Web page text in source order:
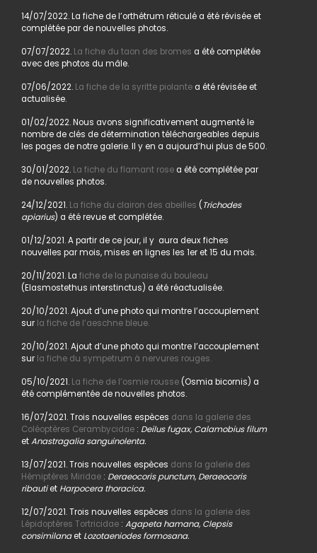
14/07/2022. La fiche de l’orthétrum réticulé a été révisée et
complétée par de nouvelles photos.
07/07/2022. La fiche du taon des bromes a été complétée
avec des photos du mâle.
07/06/2022. La fiche de la syritte piolantea été révisée et
actualisée.
01/02/2022. Nous avons significativement augmenté le
nombre de clés de détermination téléchargeables depuis
les pages de notre galerie. Il y en a aujourd’hui plus de 500.
30/01/2022. La fiche du flamant rosea été complétée par
de nouvelles photos.
24/12/2021. La fiche du clairon des abeilles ( Trichodes
apiarius) a été revue et complétée.
01/12/2021. A partir de ce jour, il y aura deux fiches
nouvelles par mois, mises en lignes les 1er et 15 du mois.
20/11/2021. La fiche de la punaise du bouleau
(Elasmostethus interstinctus) a été réactualisée.
20/10/2021. Ajout d’une photo qui montre l’accouplement
sur la fiche de l’aeschne bleue.
20/10/2021. Ajout d’une photo qui montre l’accouplement
sur la fiche du sympetrum à nervures rouges.
05/10/2021. La fiche de l’osmie rousse(Osmia bicornis) a
été complémentée de nouvelles photos.
16/07/2021. Trois nouvelles espèces dans la galerie des
Coléoptères Cerambycidae: Deilus fugax, Calamobius filum
etAnastragalia sanguinolenta.
13/07/2021. Trois nouvelles espèces dans la galerie des
Hémiptères Miridae: Deraeocoris punctum, Deraeocoris
ribautiet Harpocera thoracica.
12/07/2021. Trois nouvelles espèces dans la galerie des
Lépidoptères Tortricidae: Agapeta hamana, Clepsis
consimilanaet Lozotaeniodes formosana.